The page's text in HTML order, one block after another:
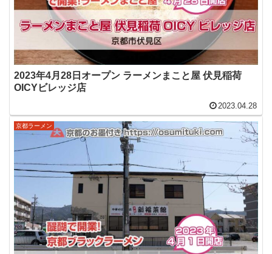
2023年4月28日オープン ラーメンまこと屋 伏見稲荷
OICYビレッジ店
2023.04.28
京都ラーメン